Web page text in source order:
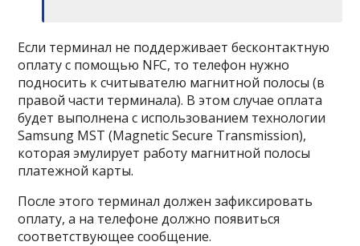
Если терминал не поддерживает бесконтактную
оплату с помощью NFC, то телефон нужно
подносить к считывателю магнитной полосы (в
правой части терминала). В этом случае оплата
будет выполнена с использованием технологии
Samsung MST (Magnetic Secure Transmission),
которая эмулирует работу магнитной полосы
платежной карты.
После этого терминал должен зафиксировать
оплату, а на телефоне должно появиться
соответствующее сообщение.